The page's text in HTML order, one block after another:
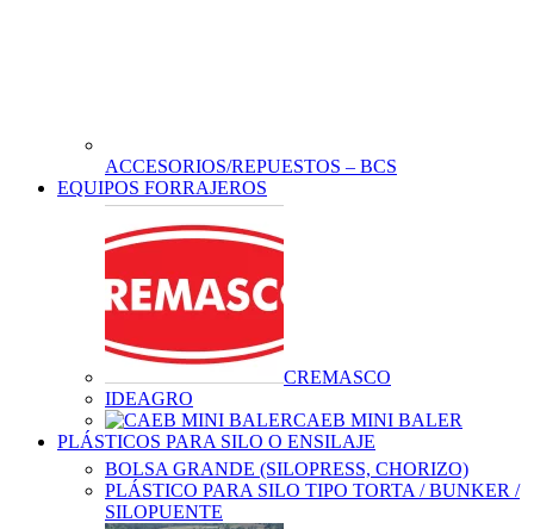
ACCESORIOS/REPUESTOS – BCS
EQUIPOS FORRAJEROS
CREMASCO
IDEAGRO
CAEB MINI BALER
PLÁSTICOS PARA SILO O ENSILAJE
BOLSA GRANDE (SILOPRESS, CHORIZO)
PLÁSTICO PARA SILO TIPO TORTA / BUNKER /
SILOPUENTE